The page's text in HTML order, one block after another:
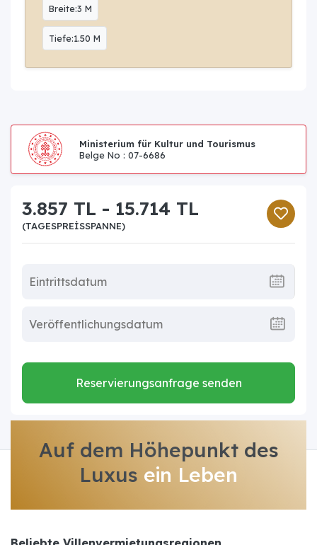
Breite:3 M
Tiefe:1.50 M
Ministerium für Kultur und Tourismus
Belge No : 07-6686
3.857 TL - 15.714 TL
(TAGESPREISSPANNE)
Reservierungsanfrage senden
Auf dem Höhepunkt des
Luxus ein Leben